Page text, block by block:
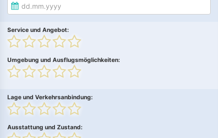
Service und Angebot:
Umgebung und Ausflugsmöglichkeiten:
Lage und Verkehrsanbindung:
Ausstattung und Zustand: